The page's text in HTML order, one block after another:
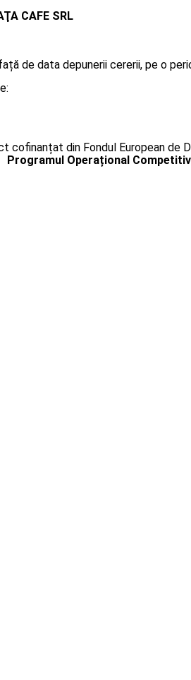
CAFE SRL
de data depunerii cererii, pe o
cofinanțat din Fondul European de
Programul Operațional